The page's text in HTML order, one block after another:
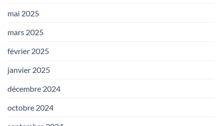
mai 2025
mars 2025
février 2025
janvier 2025
décembre 2024
octobre 2024